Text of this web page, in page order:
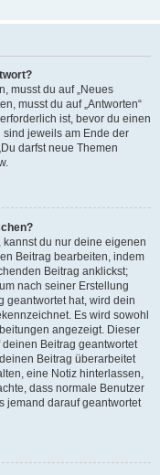
musst du auf „Neues
musst du auf „Antworten“
ist, bevor du einen
jeweils am Ende der
darfst neue Themen
du nur deine eigenen
Beitrag bearbeiten, indem
Beitrag anklickst;
nach seiner Erstellung
geantwortet hat, wird dein
Es wird sowohl
angezeigt. Dieser
Beitrag geantwortet
Beitrag überarbeitet
eine Notiz hinterlassen,
dass normale Benutzer
jemand darauf geantwortet